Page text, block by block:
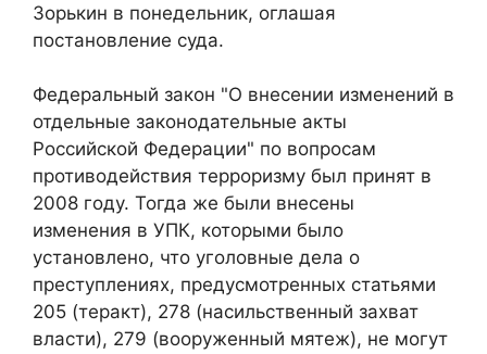
Зорькин в понедельник, оглашая
постановление суда.
Федеральный закон "О внесении изменений в
отдельные законодательные акты
Российской Федерации" по вопросам
противодействия терроризму был принят в
2008 году. Тогда же были внесены
изменения в УПК, которыми было
установлено, что уголовные дела о
преступлениях, предусмотренных статьями
205 (теракт), 278 (насильственный захват
власти), 279 (вооруженный мятеж), не могут